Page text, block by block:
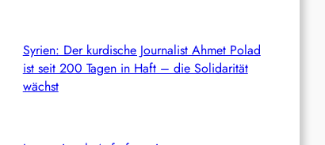
Syrien: Der kurdische Journalist Ahmet Polad
ist seit 200 Tagen in Haft – die Solidarität
wächst